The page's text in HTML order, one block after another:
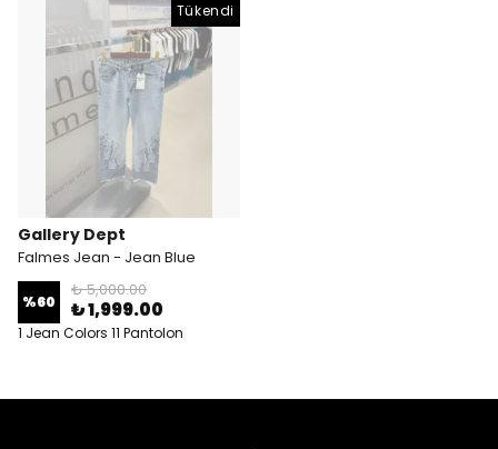
Tükendi
Gallery Dept
Falmes Jean - Jean Blue
%60
₺ 5,000.00
₺ 1,999.00
1 Jean Colors 11 Pantolon